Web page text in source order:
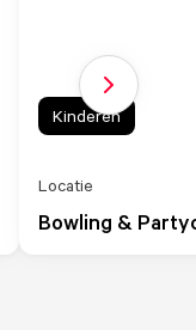
Bowling &
Locatie
Kinderen
Volgende